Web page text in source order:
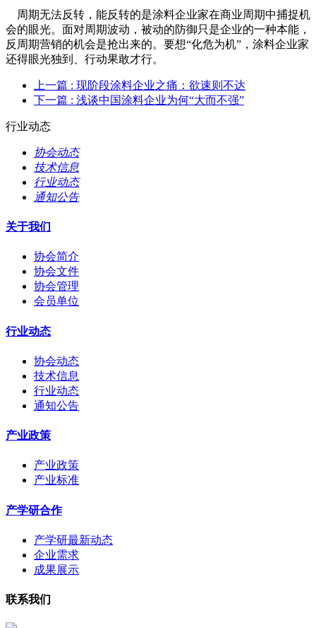
周期无法反转，能反转的是涂料企业家在商业周期中捕捉机
会的眼光。面对周期波动，被动的防御只是企业的一种本能，
反周期营销的机会是抢出来的。要想“化危为机”，涂料企业家
还得眼光独到、行动果敢才行。
上一篇 : 现阶段涂料企业之痛：欲速则不达
下一篇 : 浅谈中国涂料企业为何“大而不强”
行业动态
协会动态
技术信息
行业动态
通知公告
关于我们
协会简介
协会文件
协会管理
会员单位
行业动态
协会动态
技术信息
行业动态
通知公告
产业政策
产业政策
产业标准
产学研合作
产学研最新动态
企业需求
成果展示
联系我们